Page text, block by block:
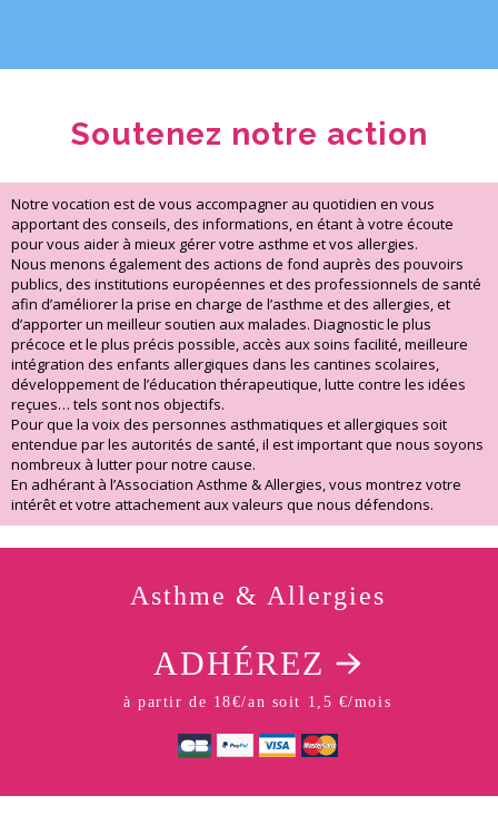
Soutenez notre action
Notre vocation est de vous accompagner au quotidien en vous
apportant des conseils, des informations, en étant à votre écoute
pour vous aider à mieux gérer votre asthme et vos allergies.
Nous menons également des actions de fond auprès des pouvoirs
publics, des institutions européennes et des professionnels de santé
afin d’améliorer la prise en charge de l’asthme et des allergies, et
d’apporter un meilleur soutien aux malades. Diagnostic le plus
précoce et le plus précis possible, accès aux soins facilité, meilleure
intégration des enfants allergiques dans les cantines scolaires,
développement de l’éducation thérapeutique, lutte contre les idées
reçues… tels sont nos objectifs.
Pour que la voix des personnes asthmatiques et allergiques soit
entendue par les autorités de santé, il est important que nous soyons
nombreux à lutter pour notre cause.
En adhérant à l’Association Asthme & Allergies, vous montrez votre
intérêt et votre attachement aux valeurs que nous défendons.
Asthme & Allergies
ADHÉREZ
à partir de 18€/an soit 1,5 €/mois